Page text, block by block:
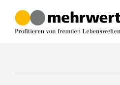
Inhalt
springen